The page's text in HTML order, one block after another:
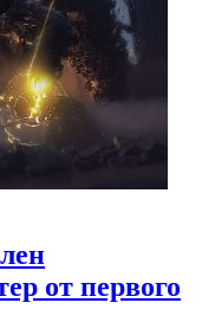
от первого